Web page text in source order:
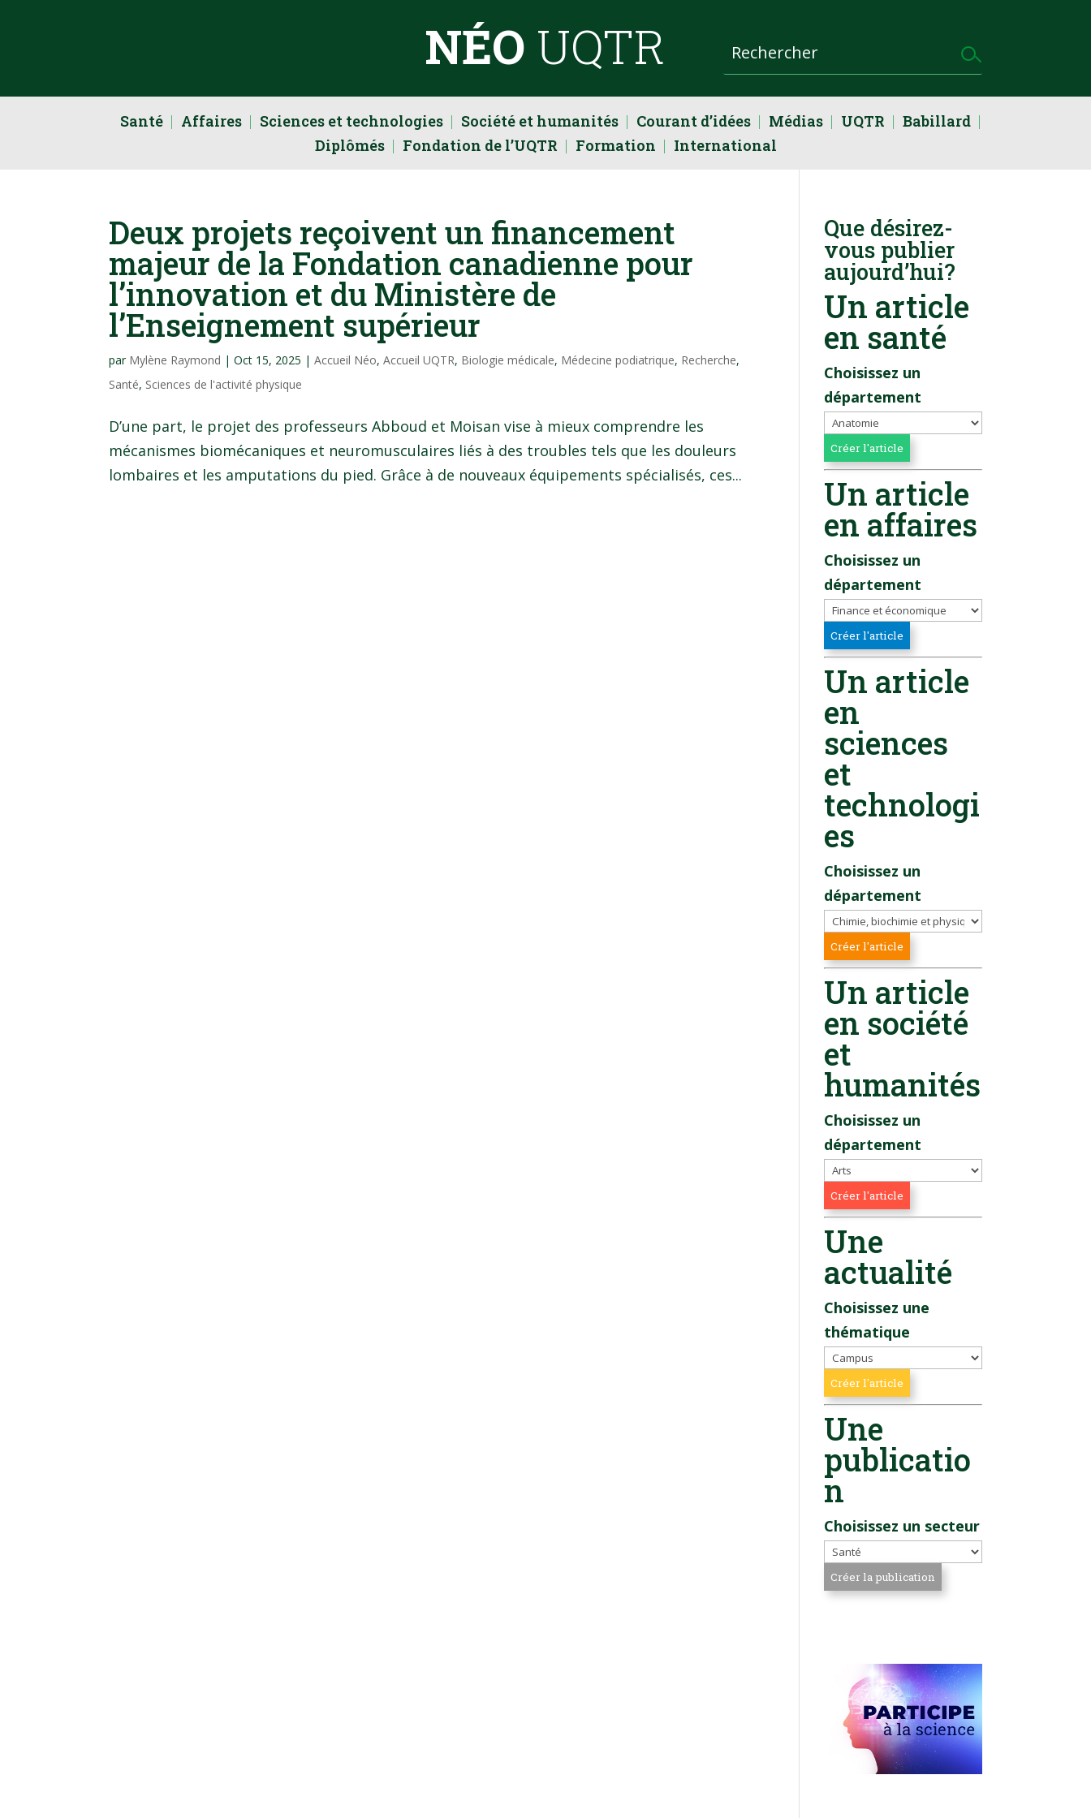
NÉO UQTR
Santé Affaires Sciences et technologies Société et humanités Courant d’idées Médias UQTR
Babillard
Diplômés
Fondation de l’UQTR Formation International
Deux projets reçoivent un financement
majeur de la Fondation canadienne pour
l’innovation et du Ministère de
l’Enseignement supérieur
par Mylène Raymond |Oct 15, 2025 |Accueil Néo,Accueil UQTR, Biologie médicale, Médecine podiatrique, Recherche,
Santé, Sciences de l'activité physique
D’une part, le projet des professeurs Abboud et Moisan vise à mieux comprendre les
mécanismes biomécaniques et neuromusculaires liés à des troubles tels que les douleurs
lombaires et les amputations du pied. Grâce à de nouveaux équipements spécialisés, ces...
Que désirez-
vous publier
aujourd’hui?
Un article
en santé
Choisissez un
département
Un article
en affaires
Choisissez un
département
Un article
en
sciences
et
technologi
es
Choisissez un
département
Un article
en société
et
humanités
Choisissez un
département
Une
actualité
Choisissez une
thématique
Une
publicatio
n
Choisissez un secteur